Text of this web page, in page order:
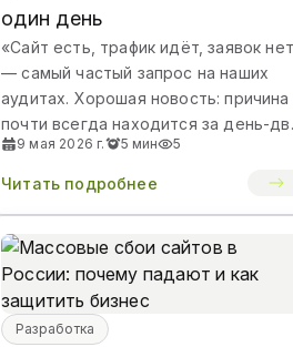
один день
«Сайт есть, трафик идёт, заявок
— самый частый запрос на наших
аудитах. Хорошая новость: причина
почти всегда находится за день-
если смотреть в данные, а не
и не «...
9 мая 2026 г. 5 мин 5
Читать подробнее
Разработка